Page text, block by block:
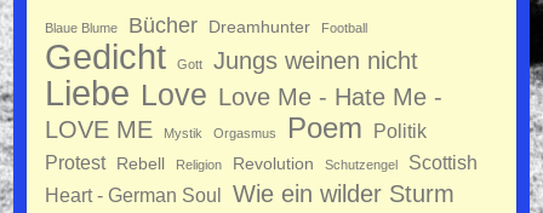
Blaue Blume Bücher Dreamhunter Football
Gedicht Gott Jungs weinen nicht
Liebe Love Love Me - Hate Me -
LOVE ME
Mystik Orgasmus Poem
Politik
Protest
Rebell Religion Revolution Schutzengel
Scottish
Heart - German Soul Wie ein wilder Sturm